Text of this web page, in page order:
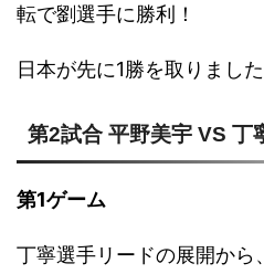
転で劉選手に勝利！
日本が先に1勝を取りました
第2試合 平野美宇 VS 丁
第1ゲーム
丁寧選手リードの展開から